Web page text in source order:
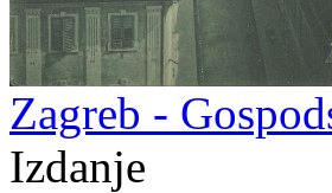
Zagreb -
Izdanje